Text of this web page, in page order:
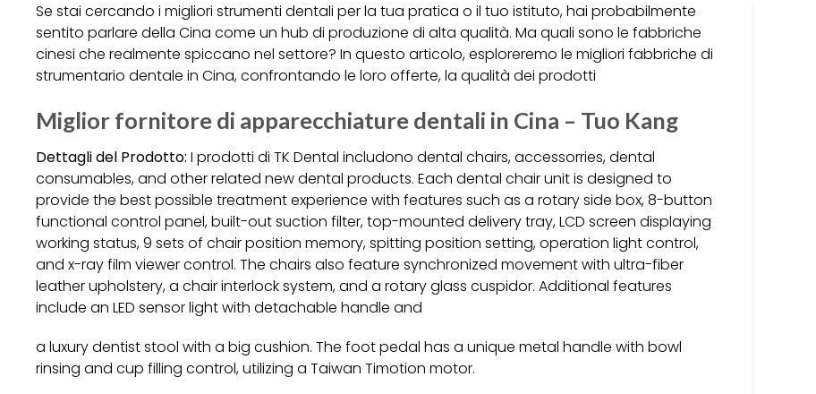
Se stai cercando i migliori strumenti dentali per la tua pratica o il tuo istituto, hai probabilmente
sentito parlare della Cina come un hub di produzione di alta qualità. Ma quali sono le fabbriche
cinesi che realmente spiccano nel settore? In questo articolo, esploreremo le migliori fabbriche di
strumentario dentale in Cina, confrontando le loro offerte, la qualità dei prodotti
Miglior fornitore di apparecchiature dentali in Cina – Tuo Kang
Dettagli del Prodotto: I prodotti di TK Dental includono dental chairs, accessorries, dental
consumables, and other related new dental products. Each dental chair unit is designed to
provide the best possible treatment experience with features such as a rotary side box, 8-button
functional control panel, built-out suction filter, top-mounted delivery tray, LCD screen displaying
working status, 9 sets of chair position memory, spitting position setting, operation light control,
and x-ray film viewer control. The chairs also feature synchronized movement with ultra-fiber
leather upholstery, a chair interlock system, and a rotary glass cuspidor. Additional features
include an LED sensor light with detachable handle and
a luxury dentist stool with a big cushion. The foot pedal has a unique metal handle with bowl
rinsing and cup filling control, utilizing a Taiwan Timotion motor.